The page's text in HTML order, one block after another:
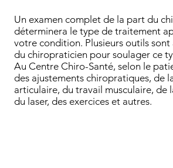
Un examen complet de la part du
déterminera le type de traitement
votre condition. Plusieurs outils
du chiropraticien pour soulager ce
Au Centre Chiro-Santé, selon le
des ajustements chiropratiques, de
articulaire, du travail musculaire, de
du laser, des exercices et autres.